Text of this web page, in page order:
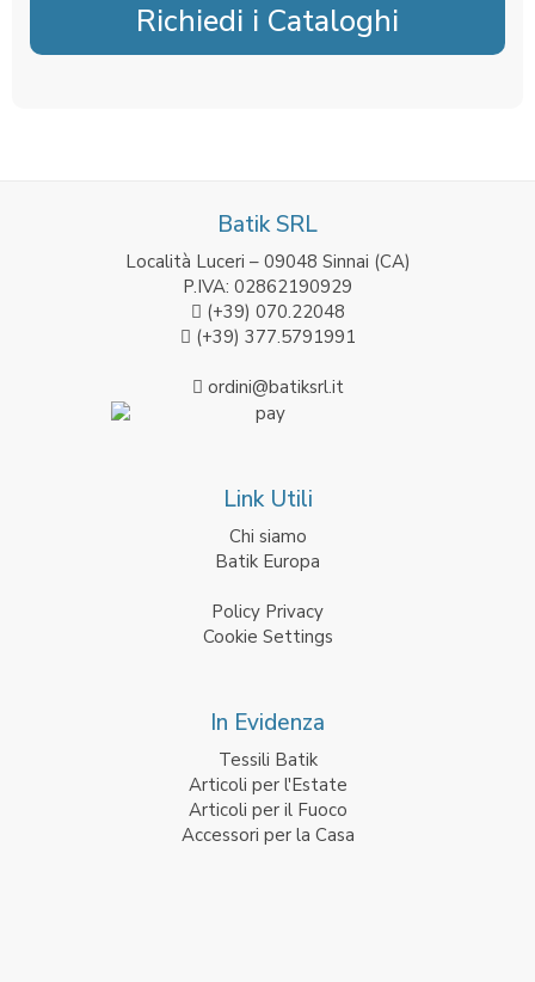
Richiedi i Cataloghi
Batik SRL
Località Luceri – 09048 Sinnai (CA)
P.IVA: 02862190929
(+39) 070.22048
(+39) 377.5791991
ordini@batiksrl.it
Link Utili
Chi siamo
Batik Europa
Policy Privacy
Cookie Settings
In Evidenza
Tessili Batik
Articoli per l'Estate
Articoli per il Fuoco
Accessori per la Casa